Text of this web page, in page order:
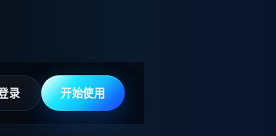
录 开始使用